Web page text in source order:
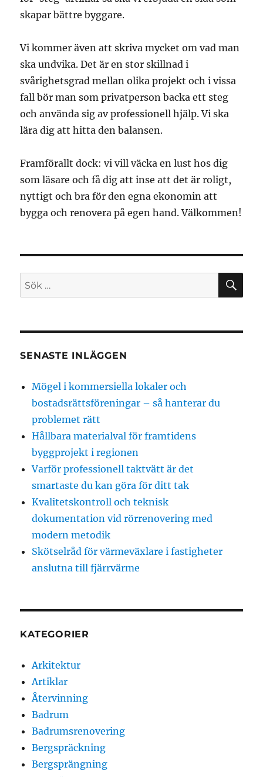
skapar bättre byggare.
Vi kommer även att skriva mycket om vad man
ska undvika. Det är en stor skillnad i
svårighetsgrad mellan olika projekt och i vissa
fall bör man som privatperson backa ett steg
och använda sig av professionell hjälp. Vi ska
lära dig att hitta den balansen.
Framförallt dock: vi vill väcka en lust hos dig
som läsare och få dig att inse att det är roligt,
nyttigt och bra för den egna ekonomin att
bygga och renovera på egen hand. Välkommen!
Sök
efter:
SENASTE INLÄGGEN
Mögel i kommersiella lokaler och
bostadsrättsföreningar – så hanterar du
problemet rätt
Hållbara materialval för framtidens
byggprojekt i regionen
Varför professionell taktvätt är det
smartaste du kan göra för ditt tak
Kvalitetskontroll och teknisk
dokumentation vid rörrenovering med
modern metodik
Skötselråd för värmeväxlare i fastigheter
anslutna till fjärrvärme
KATEGORIER
Arkitektur
Artiklar
Återvinning
Badrum
Badrumsrenovering
Bergspräckning
Bergsprängning